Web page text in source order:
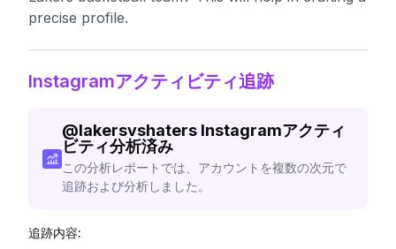
precise profile.
Instagramアクティビティ追跡
@lakersvshaters Instagramアクティ
ビティ分析済み
この分析レポートでは、アカウントを複数の次元で
追跡および分析しました。
追跡内容: